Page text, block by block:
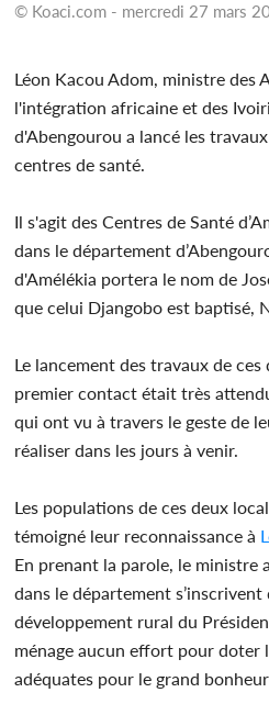
© Koaci.com - mercredi 27 mars
Léon Kacou Adom, ministre des
l'intégration africaine et des
d'Abengourou a lancé les
centres de santé.
Il s'agit des Centres de Santé
dans le département
d'Amélékia portera le nom de
que celui Djangobo est baptisé,
Le lancement des travaux de
premier contact était très
qui ont vu à travers le geste de
réaliser dans les jours à venir.
Les populations de ces deux
témoigné leur reconnaissance à
En prenant la parole, le ministre
dans le département s’inscrivent
développement rural du
ménage aucun effort pour doter
adéquates pour le grand